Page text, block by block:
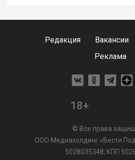
Редакция Вакансии
Реклама
18+
© Все права
ООО Медиахолдинг «Вести
5028035348; КПП